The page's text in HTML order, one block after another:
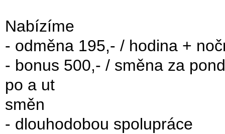
Nabízíme
- odměna 195,- / hodina +
- bonus 500,- / směna za
po a ut
směn
- dlouhodobou spolupráce